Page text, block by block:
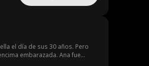
el día de sus 30 años. Pero
embarazada. Ana fue